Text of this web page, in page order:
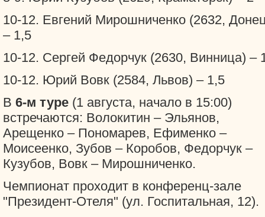
10-12. Евгений Мирошниченко (2632,
– 1,5
10-12. Сергей Федорчук (2630, Винница) –
10-12. Юрий Вовк (2584, Львов) – 1,5
В 6-м туре (1 августа, начало в 15:00)
встречаются: Волокитин – Эльянов,
Арещенко – Пономарев, Ефименко –
Моисеенко, Зубов – Коробов, Федорчук –
Кузубов, Вовк – Мирошниченко.
Чемпионат проходит в конференц-зале
"Президент-Отеля" (ул. Госпитальная, 12).